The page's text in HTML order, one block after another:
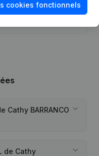
(Nouvelle
Ouverture
Cathy BARRANCO
de Cathy
cookies fonctionnels